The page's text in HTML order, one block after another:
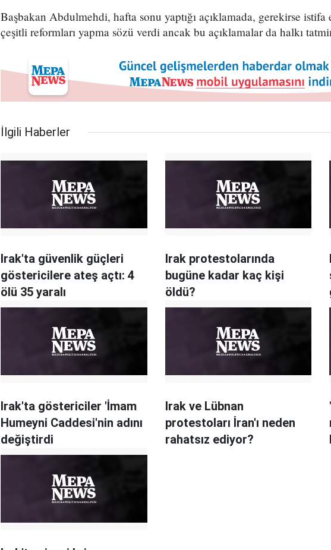
Başbakan Abdulmehdi, hafta sonu yaptığı açıklamada, gerekirse istifa
çeşitli reformları yapma sözü verdi ancak bu açıklamalar da halkı
İlgili Haberler
Irak'ta güvenlik güçleri
göstericilere ateş açtı: 4
ölü 35 yaralı
Irak protestolarında
bugüne kadar kaç kişi
öldü?
Irak'ta göstericiler 'İmam
Humeyni Caddesi'nin adını
değiştirdi
Irak ve Lübnan
protestoları İran'ı neden
rahatsız ediyor?